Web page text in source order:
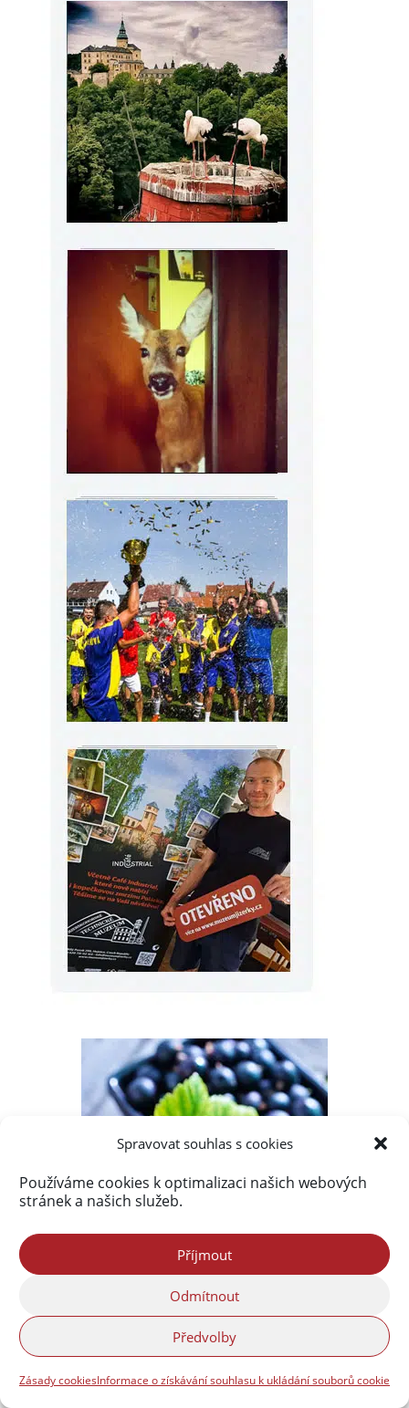
Spravovat souhlas s cookies
Používáme cookies k optimalizaci našich webových
stránek a našich služeb.
Příjmout
Odmítnout
Předvolby
Zásady cookiesInformace o získávání souhlasu k ukládání souborů cookie